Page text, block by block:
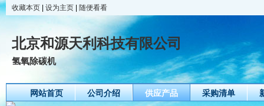
收藏本页 设为主页 随便看看
北京和源天利科技有限公司
氢氧除碳机
网站首页 公司介绍 供应产品 采购清单